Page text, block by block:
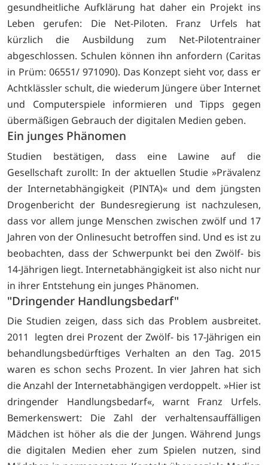
gesundheitliche Aufklärung hat daher ein Projekt ins
Leben gerufen: Die Net-Piloten. Franz Urfels hat
kürzlich die Ausbildung zum Net-Pilotentrainer
abgeschlossen. Schulen können ihn anfordern (Caritas
in Prüm: 06551/ 971090). Das Konzept sieht vor, dass er
Achtklässler schult, die wiederum Jüngere über Internet
und Computerspiele informieren und Tipps gegen
übermäßigen Gebrauch der digitalen Medien geben.
Ein junges Phänomen
Studien bestätigen, dass eine Lawine auf die
Gesellschaft zurollt: In der aktuellen Studie »Prävalenz
der Internetabhängigkeit (PINTA)« und dem jüngsten
Drogenbericht der Bundesregierung ist nachzulesen,
dass vor allem junge Menschen zwischen zwölf und 17
Jahren von der Onlinesucht betroffen sind. Und es ist zu
beobachten, dass der Schwerpunkt bei den Zwölf- bis
14-Jährigen liegt. Internetabhängigkeit ist also nicht nur
in ihrer Entstehung ein junges Phänomen.
"Dringender Handlungsbedarf"
Die Studien zeigen, dass sich das Problem ausbreitet.
2011 legten drei Prozent der Zwölf- bis 17-Jährigen ein
behandlungsbedürftiges Verhalten an den Tag. 2015
waren es schon sechs Prozent. In vier Jahren hat sich
die Anzahl der Internetabhängigen verdoppelt. »Hier ist
dringender Handlungsbedarf«, warnt Franz Urfels.
Bemerkenswert: Die Zahl der verhaltensauffälligen
Mädchen ist höher als die der Jungen. Während Jungs
die digitalen Medien eher zum Spielen nutzen, sind